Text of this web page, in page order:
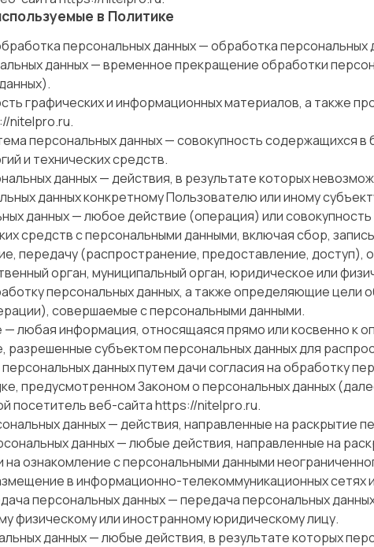
в Политике
персональных данных — обработка
данных — временное прекращение обработки
графических и информационных материалов, а также
nitelpro.ru.
персональных данных — совокупность содержащихся
и технических средств.
данных — действия, в результате которых
данных конкретному Пользователю или иному
данных — любое действие (операция) или
средств с персональными данными, включая сбор,
передачу (распространение, предоставление,
орган, муниципальный орган, юридическое или
персональных данных, а также определяющие цели
совершаемые с персональными данными.
— любая информация, относящаяся прямо или косвенно к
разрешенные субъектом персональных данных для
данных путем дачи согласия на обработку
предусмотренном Законом о персональных данных
посетитель веб-сайтаhttps://nitelpro.ru.
данных — действия, направленные на раскрытие
данных — любые действия, направленные на
ознакомление с персональными данными
в информационно-телекоммуникационных
персональных данных — передача персональных
физическому или иностранному юридическому лицу.
данных — любые действия, в результате которых